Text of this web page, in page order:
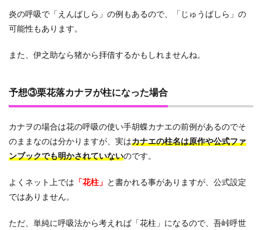
炎の呼吸で「えんばしら」の例もあるので、「じゅうばしら」の
可能性もあります。
また、伊之助なら猪から拝借するかもしれませんね。
予想③栗花落カナヲが柱になった場合
カナヲの場合は花の呼吸の使い手胡蝶カナエの前例があるのでそ
のままなのは分かりますが、実はカナエの柱名は原作や公式ファ
ンブックでも明かされていないのです。
よくネット上では 「花柱」 と書かれる事がありますが、公式設定
ではありません。
ただ、単純に呼吸法から考えれば「花柱」になるので、吾峠呼世